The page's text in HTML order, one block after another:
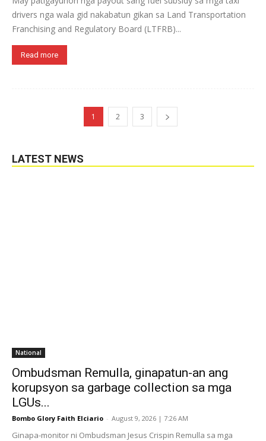
drivers nga wala gid nakabatun gikan sa Land Transportation
Franchising and Regulatory Board (LTFRB)...
Read more
1 2 3
LATEST NEWS
National
Ombudsman Remulla, ginapatun-an ang
korupsyon sa garbage collection sa mga
LGUs...
Bombo Glory Faith Elciario - August 9, 2026 | 7:26 AM
Ginapa-monitor ni Ombudsman Jesus Crispin Remulla sa mga